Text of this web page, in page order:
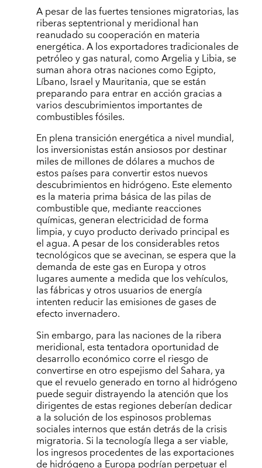
A pesar de las fuertes tensiones migratorias, las
riberas septentrional y meridional han
reanudado su cooperación en materia
energética. A los exportadores tradicionales de
petróleo y gas natural, como Argelia y Libia, se
suman ahora otras naciones como Egipto,
Líbano, Israel y Mauritania, que se están
preparando para entrar en acción gracias a
varios descubrimientos importantes de
combustibles fósiles.
En plena transición energética a nivel mundial,
los inversionistas están ansiosos por destinar
miles de millones de dólares a muchos de
estos países para convertir estos nuevos
descubrimientos en hidrógeno. Este elemento
es la materia prima básica de las pilas de
combustible que, mediante reacciones
químicas, generan electricidad de forma
limpia, y cuyo producto derivado principal es
el agua. A pesar de los considerables retos
tecnológicos que se avecinan, se espera que la
demanda de este gas en Europa y otros
lugares aumente a medida que los vehículos,
las fábricas y otros usuarios de energía
intenten reducir las emisiones de gases de
efecto invernadero.
Sin embargo, para las naciones de la ribera
meridional, esta tentadora oportunidad de
desarrollo económico corre el riesgo de
convertirse en otro espejismo del Sahara, ya
que el revuelo generado en torno al hidrógeno
puede seguir distrayendo la atención que los
dirigentes de estas regiones deberían dedicar
a la solución de los espinosos problemas
sociales internos que están detrás de la crisis
migratoria. Si la tecnología llega a ser viable,
los ingresos procedentes de las exportaciones
de hidrógeno a Europa podrían perpetuar el